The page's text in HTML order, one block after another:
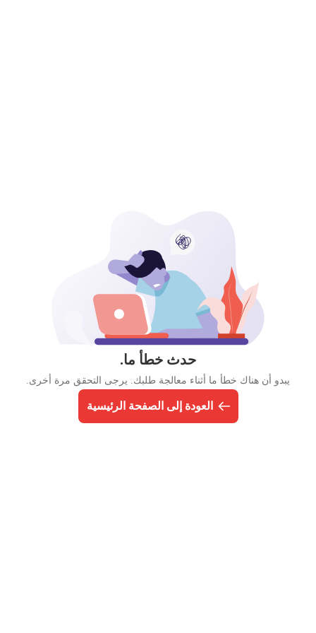
حدث خطأ ما.
يبدو أن هناك خطأ ما أثناء معالجة طلبك. يرجى التحقق مرة أخرى.
العودة إلى الصفحة الرئيسية